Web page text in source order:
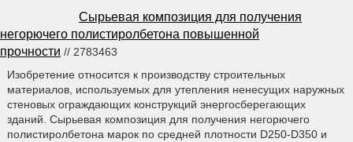
Сырьевая композиция для получения
негорючего полистиролбетона повышенной
прочности // 2783463
Изобретение относится к производству строительных
материалов, используемых для утепления ненесущих наружных
стеновых ограждающих конструкций энергосберегающих
зданий. Сырьевая композиция для получения негорючего
полистиролбетона марок по средней плотности D250-D350 и